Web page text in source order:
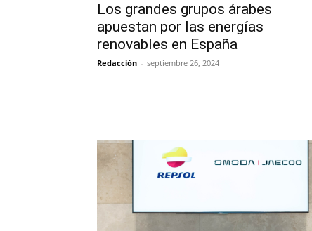
Los grandes grupos árabes
apuestan por las energías
renovables en España
Redacción - septiembre 26, 2024